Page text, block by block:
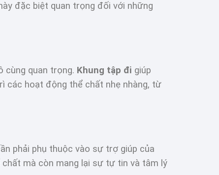
đặc biệt quan trọng đối với những
cùng quan trọng. Khung tập đi giúp
các hoạt động thể chất nhẹ nhàng, từ
phải phụ thuộc vào sự trợ giúp của
mà còn mang lại sự tự tin và tâm lý